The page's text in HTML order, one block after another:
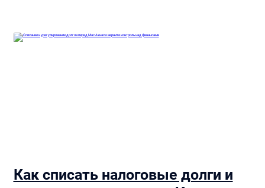
Как списать налоговые долги и